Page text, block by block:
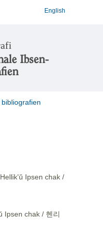
English
Ibsen-
bibliografien
Ipsen chak /
Ipsen chak / 헨리